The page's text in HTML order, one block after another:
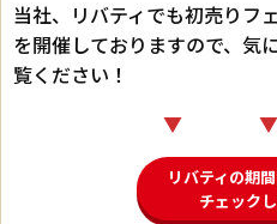
当社、リバティでも初売りフ
を開催しておりますので、気
覧ください！
▼
リバティの期
チェック